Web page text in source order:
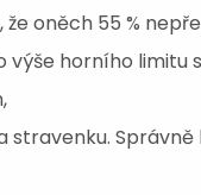
oněch 55 %
horního limitu